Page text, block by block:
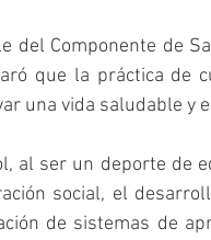
del Componente de
que la práctica de
una vida saludable y
al ser un deporte de
social, el
de sistemas de